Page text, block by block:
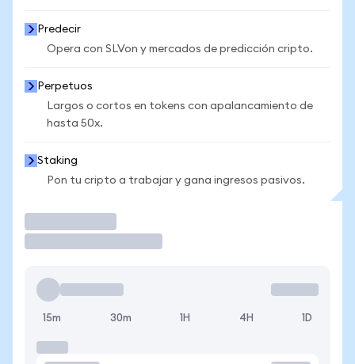
Predecir
Opera con SLVon y mercados de predicción cripto.
Perpetuos
Largos o cortos en tokens con apalancamiento de
hasta 50x.
Staking
Pon tu cripto a trabajar y gana ingresos pasivos.
15m 30m 1H 4H 1D